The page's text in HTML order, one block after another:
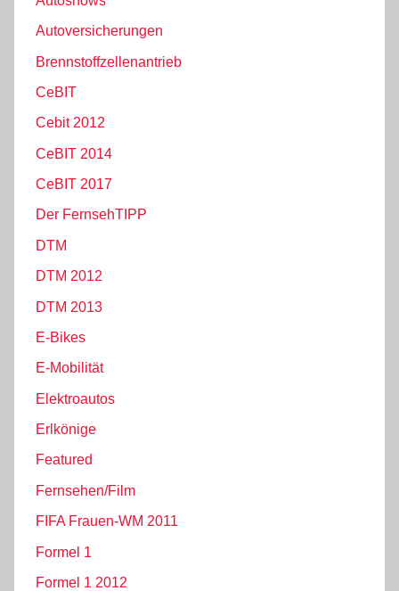
Autoversicherungen
Brennstoffzellenantrieb
CeBIT
Cebit 2012
CeBIT 2014
CeBIT 2017
Der FernsehTIPP
DTM
DTM 2012
DTM 2013
E-Bikes
E-Mobilität
Elektroautos
Erlkönige
Featured
Fernsehen/Film
FIFA Frauen-WM 2011
Formel 1
Formel 1 2012